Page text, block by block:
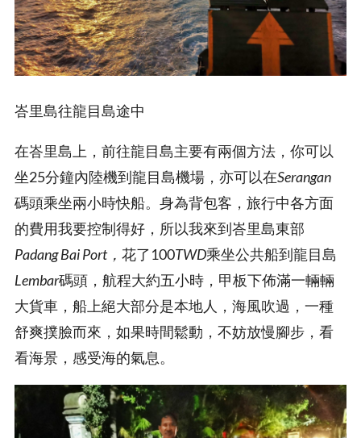
峇里島往龍目島途中
在峇里島上，前往龍目島主要有兩個方法，你可以
坐25分鐘內陸機到龍目島機場，亦可以在Serangan
碼頭乘坐兩小時快船。身為背包客，旅行中各方面
的費用我要控制得好，所以我來到峇里島東部
Padang Bai Port， 花了100TWD乘坐公共船到龍目島
Lembar碼頭，航程大約五小時，甲板下佈滿一輛輛
大貨車，船上絕大部分是本地人，海風吹過，一種
舒爽撲臉而來，如果時間鬆動，不妨放慢腳步，看
看海景，感受海的氣息。